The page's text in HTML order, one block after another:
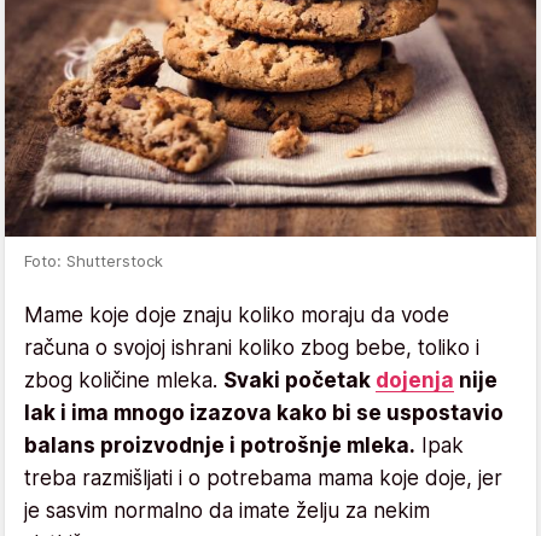
Foto: Shutterstock
Mame koje doje znaju koliko moraju da vode
računa o svojoj ishrani koliko zbog bebe, toliko i
zbog količine mleka. Svaki početak dojenja nije
lak i ima mnogo izazova kako bi se uspostavio
balans proizvodnje i potrošnje mleka. Ipak
treba razmišljati i o potrebama mama koje doje, jer
je sasvim normalno da imate želju za nekim